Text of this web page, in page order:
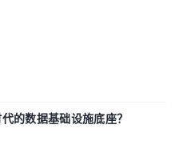
的数据基础设施底座？